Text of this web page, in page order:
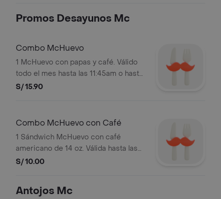
Promos Desayunos Mc
Combo McHuevo
1 McHuevo con papas y café. Válido
todo el mes hasta las 11:45am o hasta
agotar stock de 3000 unidades.
S/ 15.90
Combo McHuevo con Café
1 Sándwich McHuevo con café
americano de 14 oz. Válida hasta las
11.45 a.m. durante el mes o hasta
referencial. ver composición de
S/ 10.00
Antojos Mc